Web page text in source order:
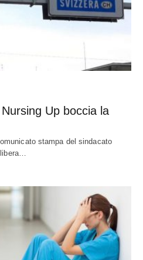
Up boccia la
stampa del sindacato